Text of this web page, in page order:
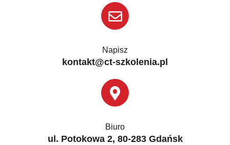
Napisz
kontakt@ct-szkolenia.pl
Biuro
ul. Potokowa 2, 80-283 Gdańsk